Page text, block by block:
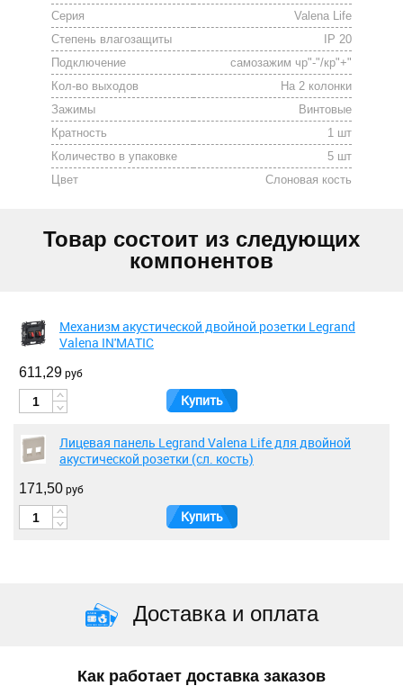
Серия
Valena Life
Степень влагозащиты
IP 20
Подключение
самозажим чр"-"/кр"+"
Кол-во выходов
На 2 колонки
Зажимы
Винтовые
Кратность
1 шт
Количество в упаковке
5 шт
Цвет
Cлоновая кость
Товар состоит из следующих
компонентов
Механизм акустической двойной розетки Legrand
Valena IN'MATIC
611,29руб
Купить
Лицевая панель Legrand Valena Life для двойной
акустической розетки (сл. кость)
171,50руб
Купить
Доставка и оплата
Как работает доставка заказов